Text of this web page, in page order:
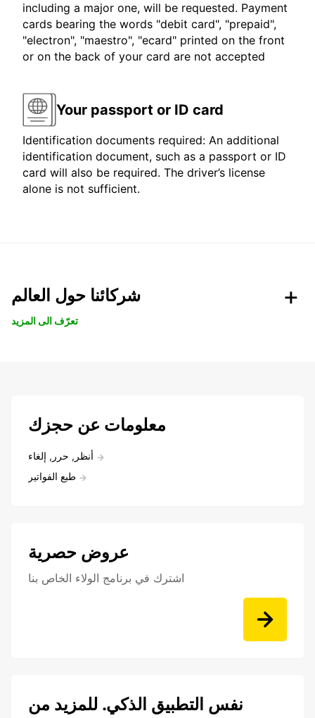
including a major one, will be requested. Payment
cards bearing the words "debit card", "prepaid",
"electron", "maestro", "ecard" printed on the front
or on the back of your card are not accepted
Your passport or ID card
Identification documents required: An additional
identification document, such as a passport or ID
card will also be required. The driver’s license
alone is not sufficient.
شركائنا حول العالم
تعرّف الى المزيد
معلومات عن حجزك
أنظر, حرر, إلغاء
طبع الفواتير
عروض حصرية
اشترك في برنامج الولاء الخاص بنا
نفس التطبيق الذكي. للمزيد من